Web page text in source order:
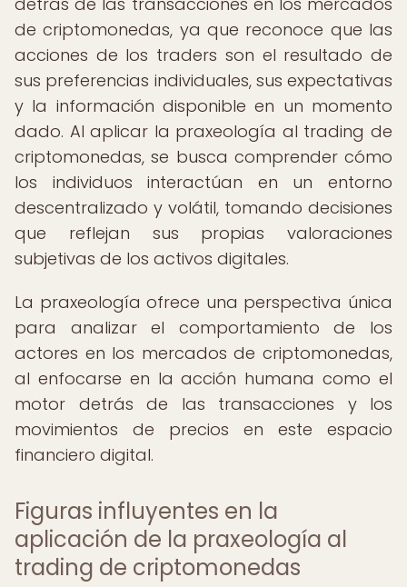
de criptomonedas, ya que reconoce que las
acciones de los traders son el resultado de
sus preferencias individuales, sus expectativas
y la información disponible en un momento
dado. Al aplicar la praxeología al trading de
criptomonedas, se busca comprender cómo
los individuos interactúan en un entorno
descentralizado y volátil, tomando decisiones
que reflejan sus propias valoraciones
subjetivas de los activos digitales.
La praxeología ofrece una perspectiva única
para analizar el comportamiento de los
actores en los mercados de criptomonedas,
al enfocarse en la acción humana como el
motor detrás de las transacciones y los
movimientos de precios en este espacio
financiero digital.
Figuras influyentes en la
aplicación de la praxeología al
trading de criptomonedas